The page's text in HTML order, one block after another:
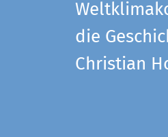
die
Christian